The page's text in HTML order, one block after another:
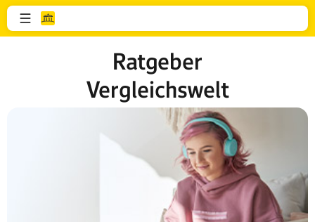
Ratgeber
Vergleichswelt